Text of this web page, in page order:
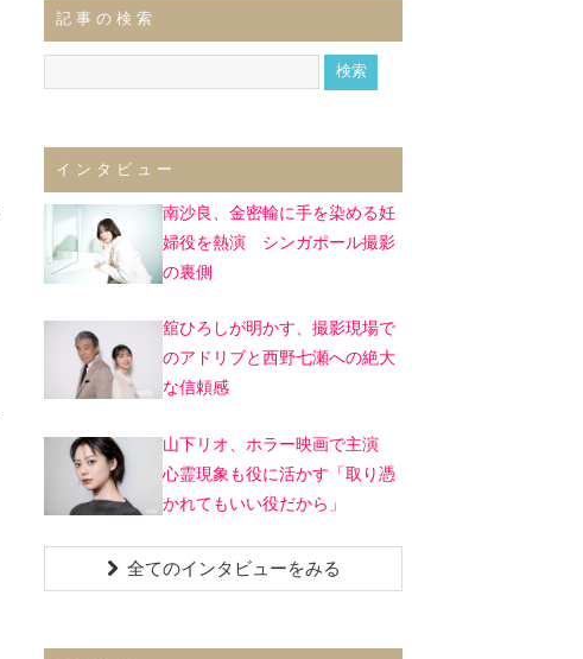
記事の検索
インタビュー
南沙良、金密輸に手を染める妊
婦役を熱演 シンガポール撮影
の裏側
舘ひろしが明かす、撮影現場で
のアドリブと西野七瀬への絶大
な信頼感
山下リオ、ホラー映画で主演
心霊現象も役に活かす「取り憑
かれてもいい役だから」
全てのインタビューをみる